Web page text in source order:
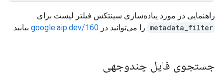
راهنمایی در مورد پیاده‌سازی سینتکس فیلتر لیست برای
metadata_filter را می‌توانید در google.aip.dev/160 بیابید.
جستجوی فایل چندوجهی